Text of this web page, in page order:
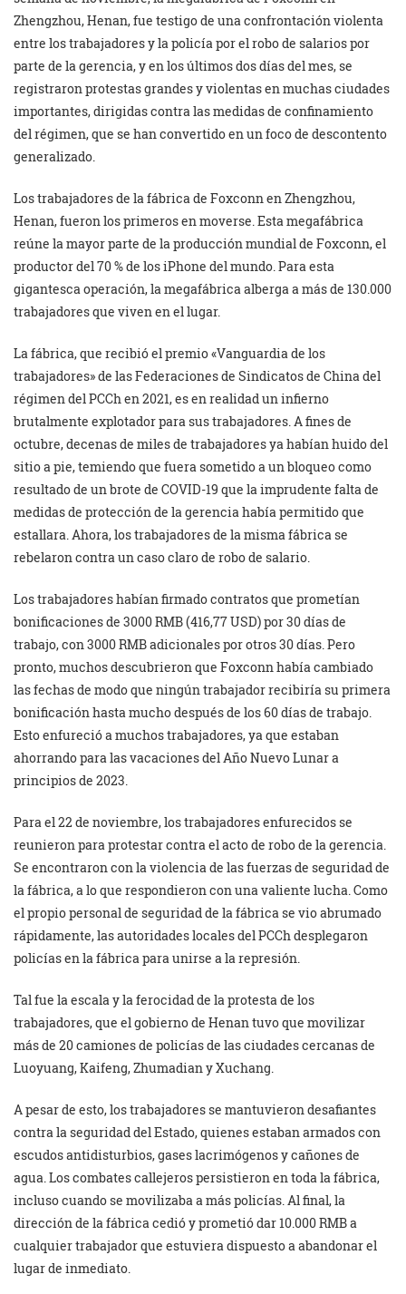
Zhengzhou, Henan, fue testigo de una confrontación violenta
entre los trabajadores y la policía por el robo de salarios por
parte de la gerencia, y en los últimos dos días del mes, se
registraron protestas grandes y violentas en muchas ciudades
importantes, dirigidas contra las medidas de confinamiento
del régimen, que se han convertido en un foco de descontento
generalizado.
Los trabajadores de la fábrica de Foxconn en Zhengzhou,
Henan, fueron los primeros en moverse. Esta megafábrica
reúne la mayor parte de la producción mundial de Foxconn, el
productor del 70 % de los iPhone del mundo. Para esta
gigantesca operación, la megafábrica alberga a más de 130.000
trabajadores que viven en el lugar.
La fábrica, que recibió el premio «Vanguardia de los
trabajadores» de las Federaciones de Sindicatos de China del
régimen del PCCh en 2021, es en realidad un infierno
brutalmente explotador para sus trabajadores. A fines de
octubre, decenas de miles de trabajadores ya habían huido del
sitio a pie, temiendo que fuera sometido a un bloqueo como
resultado de un brote de COVID-19 que la imprudente falta de
medidas de protección de la gerencia había permitido que
estallara. Ahora, los trabajadores de la misma fábrica se
rebelaron contra un caso claro de robo de salario.
Los trabajadores habían firmado contratos que prometían
bonificaciones de 3000 RMB (416,77 USD) por 30 días de
trabajo, con 3000 RMB adicionales por otros 30 días. Pero
pronto, muchos descubrieron que Foxconn había cambiado
las fechas de modo que ningún trabajador recibiría su primera
bonificación hasta mucho después de los 60 días de trabajo.
Esto enfureció a muchos trabajadores, ya que estaban
ahorrando para las vacaciones del Año Nuevo Lunar a
principios de 2023.
Para el 22 de noviembre, los trabajadores enfurecidos se
reunieron para protestar contra el acto de robo de la gerencia.
Se encontraron con la violencia de las fuerzas de seguridad de
la fábrica, a lo que respondieron con una valiente lucha. Como
el propio personal de seguridad de la fábrica se vio abrumado
rápidamente, las autoridades locales del PCCh desplegaron
policías en la fábrica para unirse a la represión.
Tal fue la escala y la ferocidad de la protesta de los
trabajadores, que el gobierno de Henan tuvo que movilizar
más de 20 camiones de policías de las ciudades cercanas de
Luoyuang, Kaifeng, Zhumadian y Xuchang.
A pesar de esto, los trabajadores se mantuvieron desafiantes
contra la seguridad del Estado, quienes estaban armados con
escudos antidisturbios, gases lacrimógenos y cañones de
agua. Los combates callejeros persistieron en toda la fábrica,
incluso cuando se movilizaba a más policías. Al final, la
dirección de la fábrica cedió y prometió dar 10.000 RMB a
cualquier trabajador que estuviera dispuesto a abandonar el
lugar de inmediato.